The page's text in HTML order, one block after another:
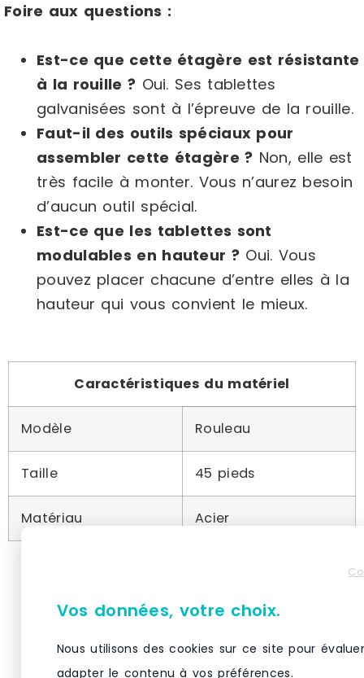
Foire aux questions :
Est-ce que cette étagère est résistante
à la rouille ? Oui. Ses tablettes
galvanisées sont à l’épreuve de la rouille.
Faut-il des outils spéciaux pour
assembler cette étagère ? Non, elle est
très facile à monter. Vous n’aurez besoin
d’aucun outil spécial.
Est-ce que les tablettes sont
modulables en hauteur ? Oui. Vous
pouvez placer chacune d’entre elles à la
hauteur qui vous convient le mieux.
Caractéristiques du matériel
Modèle Rouleau
Taille 45 pieds
Matériau Acier
Vos données, votre choix.
Nous utilisons des cookies sur ce site pour
adapter le contenu à vos préférences.